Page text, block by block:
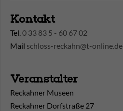
Kontakt
Tel.0 33 83 5 - 60 67 02
Mail schloss-reckahn@t-online.de
Veranstalter
Reckahner Museen
Reckahner Dorfstraße 27